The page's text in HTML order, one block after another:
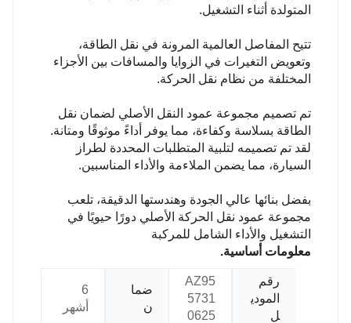
المتولدة أثناء التشغيل.
تتيح المفاصل العالمية المرونة في نقل الطاقة،
وتعويض التغيرات في الزوايا والمسافات بين الأجزاء
المختلفة من نظام نقل الحركة.
تم تصميم مجموعة عمود النقل الأصلي لضمان نقل
الطاقة بسلاسة وكفاءة، مما يوفر أداءً موثوقًا ومتانة.
لقد تم تصميمه لتلبية المتطلبات المحددة لطراز
السيارة، مما يضمن الملاءمة والأداء المناسبين.
بفضل بنائها عالي الجودة وهندستها الدقيقة، تلعب
مجموعة عمود نقل الحركة الأصلي دورًا حيويًا في
التشغيل والأداء الشامل للمركبة
معلومات أساسية.
رقم
المودي
ل
AZ95
5731
0625
ضما
ن
6
أشهر